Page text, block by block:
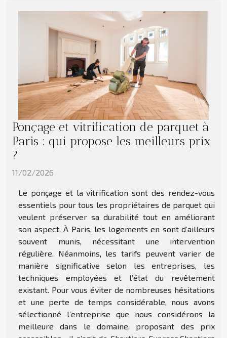
Ponçage et vitrification de parquet à
Paris : qui propose les meilleurs prix
?
11/02/2026
Le ponçage et la vitrification sont des rendez-vous
essentiels pour tous les propriétaires de parquet qui
veulent préserver sa durabilité tout en améliorant
son aspect. À Paris, les logements en sont d’ailleurs
souvent munis, nécessitant une intervention
régulière. Néanmoins, les tarifs peuvent varier de
manière significative selon les entreprises, les
techniques employées et l’état du revêtement
existant. Pour vous éviter de nombreuses hésitations
et une perte de temps considérable, nous avons
sélectionné l’entreprise que nous considérons la
meilleure dans le domaine, proposant des prix